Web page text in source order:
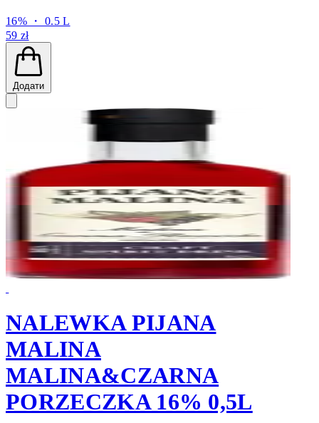
16% ・ 0.5 L
59 zł
Додати
NALEWKA PIJANA
MALINA
MALINA&CZARNA
PORZECZKA 16% 0,5L